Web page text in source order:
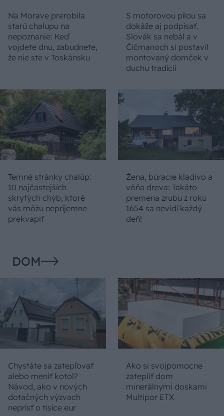
Na Morave prerobila
starú chalupu na
nepoznanie: Keď
vojdete dnu, zabudnete,
že nie ste v Toskánsku
S motorovou pílou sa
dokáže aj podpísať.
Slovák sa nebál a v
Čičmanoch si postavil
montovaný domček v
duchu tradícií
Temné stránky chalúp:
10 najčastejších
skrytých chýb, ktoré
vás môžu nepríjemne
prekvapiť
Žena, búracie kladivo a
vôňa dreva: Takáto
premena zrubu z roku
1654 sa nevidí každý
deň!
DOM
Chystáte sa zatepľovať
alebo meniť kotol?
Návod, ako v nových
dotačných výzvach
neprísť o tisíce eur
Ako si svojpomocne
zatepliť dom
minerálnymi doskami
Multipor ETX